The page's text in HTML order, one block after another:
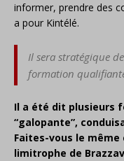
informer, prendre des
a pour Kintélé.
Il sera stratégique
formation
Il a été dit plusieurs
“galopante”,
Faites-vous le
limitrophe de